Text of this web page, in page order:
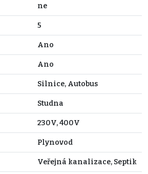
ne
5
Ano
Ano
Silnice, Autobus
Studna
230V, 400V
Plynovod
Veřejná kanalizace, Septik